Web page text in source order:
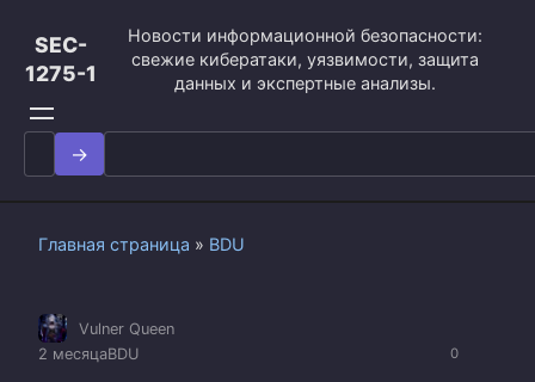
контенту
SEC-
1275-1
Новости информационной безопасности:
свежие кибератаки, уязвимости, защита
данных и экспертные анализы.
Search
for:
Главная страница » BDU
0
Vulner Queen
2 месяцаBDU